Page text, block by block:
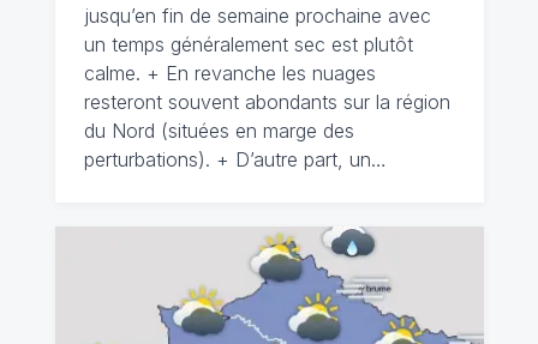
jusqu’en fin de semaine prochaine avec
un temps généralement sec est plutôt
calme. + En revanche les nuages
resteront souvent abondants sur la région
du Nord (situées en marge des
perturbations). + D’autre part, un…